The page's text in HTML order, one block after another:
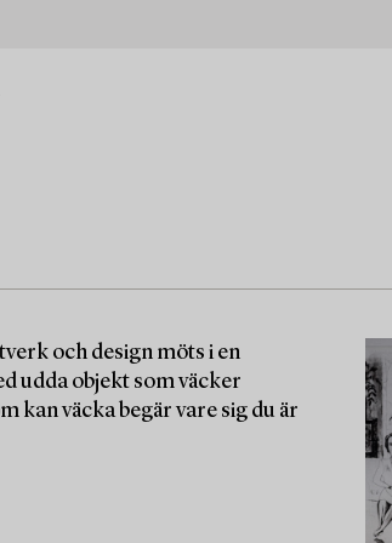
och design möts i en
udda objekt som väcker
kan väcka begär vare sig du är